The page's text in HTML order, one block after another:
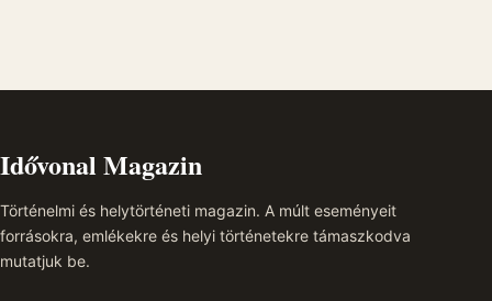
Idővonal Magazin
Történelmi és helytörténeti magazin. A múlt eseményeit
forrásokra, emlékekre és helyi történetekre támaszkodva
mutatjuk be.